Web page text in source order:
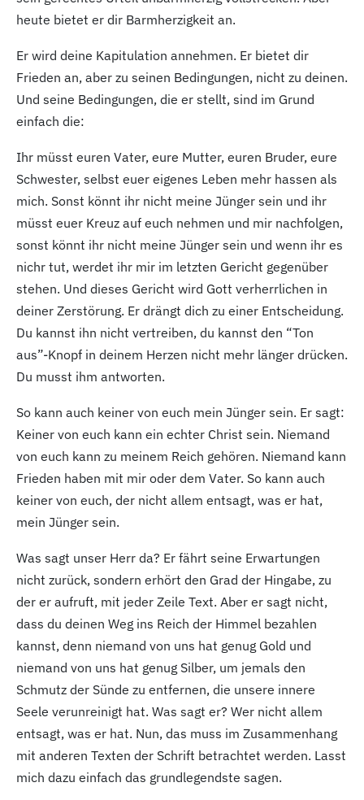
heute bietet er dir Barmherzigkeit an.
Er wird deine Kapitulation annehmen. Er bietet dir
Frieden an, aber zu seinen Bedingungen, nicht zu deinen.
Und seine Bedingungen, die er stellt, sind im Grund
einfach die:
Ihr müsst euren Vater, eure Mutter, euren Bruder, eure
Schwester, selbst euer eigenes Leben mehr hassen als
mich. Sonst könnt ihr nicht meine Jünger sein und ihr
müsst euer Kreuz auf euch nehmen und mir nachfolgen,
sonst könnt ihr nicht meine Jünger sein und wenn ihr es
nichr tut, werdet ihr mir im letzten Gericht gegenüber
stehen. Und dieses Gericht wird Gott verherrlichen in
deiner Zerstörung. Er drängt dich zu einer Entscheidung.
Du kannst ihn nicht vertreiben, du kannst den “Ton
aus”-Knopf in deinem Herzen nicht mehr länger drücken.
Du musst ihm antworten.
So kann auch keiner von euch mein Jünger sein. Er sagt:
Keiner von euch kann ein echter Christ sein. Niemand
von euch kann zu meinem Reich gehören. Niemand kann
Frieden haben mit mir oder dem Vater. So kann auch
keiner von euch, der nicht allem entsagt, was er hat,
mein Jünger sein.
Was sagt unser Herr da? Er fährt seine Erwartungen
nicht zurück, sondern erhört den Grad der Hingabe, zu
der er aufruft, mit jeder Zeile Text. Aber er sagt nicht,
dass du deinen Weg ins Reich der Himmel bezahlen
kannst, denn niemand von uns hat genug Gold und
niemand von uns hat genug Silber, um jemals den
Schmutz der Sünde zu entfernen, die unsere innere
Seele verunreinigt hat. Was sagt er? Wer nicht allem
entsagt, was er hat. Nun, das muss im Zusammenhang
mit anderen Texten der Schrift betrachtet werden. Lasst
mich dazu einfach das grundlegendste sagen.